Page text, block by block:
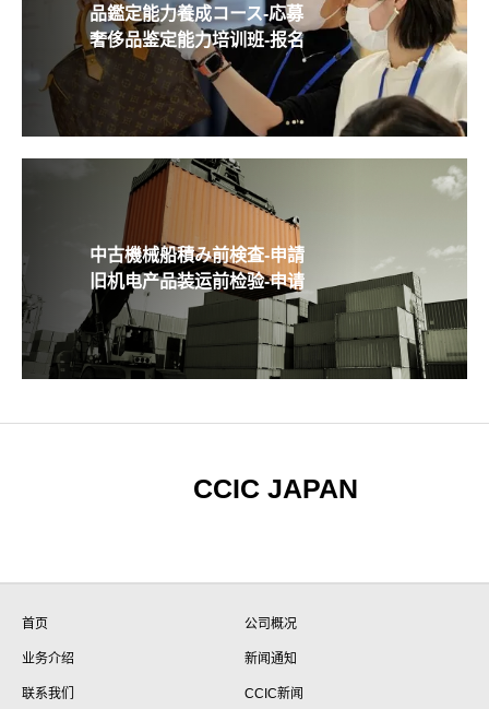
品鑑定能力養成コース-応募
奢侈品鉴定能力培训班-报名
中古機械船積み前検査-申請
旧机电产品装运前检验-申请
CCIC JAPAN
首页 公司概况
业务介绍 新闻通知
联系我们 CCIC新闻